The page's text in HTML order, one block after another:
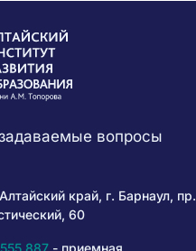
вопросы
край, г. Барнаул, пр.
60
887- приемная